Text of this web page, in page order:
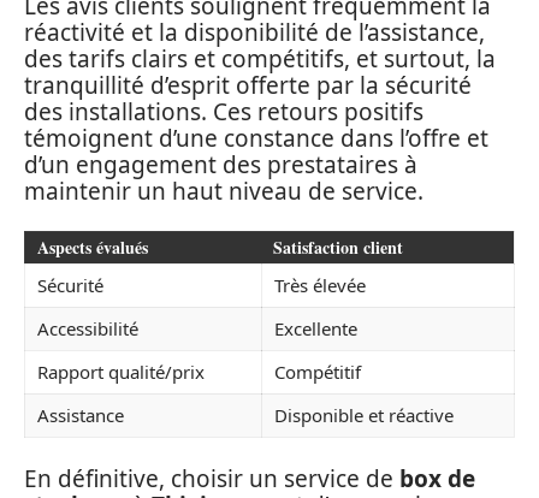
réactivité et la disponibilité de l’assistance,
des tarifs clairs et compétitifs, et surtout, la
tranquillité d’esprit offerte par la sécurité
des installations. Ces retours positifs
témoignent d’une constance dans l’offre et
d’un engagement des prestataires à
maintenir un haut niveau de service.
Aspects évalués Satisfaction client
Sécurité
Très élevée
Accessibilité
Excellente
Rapport qualité/prix
Compétitif
Assistance
Disponible et réactive
En définitive, choisir un service de box de